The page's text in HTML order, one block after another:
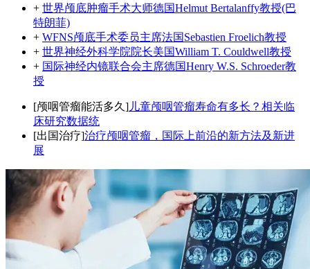
+ 世界颅底肿瘤手术大师德国Helmut Bertalanffy教授(巴
特朗菲)
+ WFNS颅底手术委员主席法国Sebastien Froelich教授
+ 世界神经外科学院院长美国William T. Couldwell教授
+ 国际神经内镜联合会主席德国Henry W.S. Schroeder教
授
[颅咽管瘤能活多久] 儿童颅咽管瘤寿命有多长？相关临
床研究数据统
[出国治疗]治疗颅咽管瘤，国际上前沿的新方法及新进
展